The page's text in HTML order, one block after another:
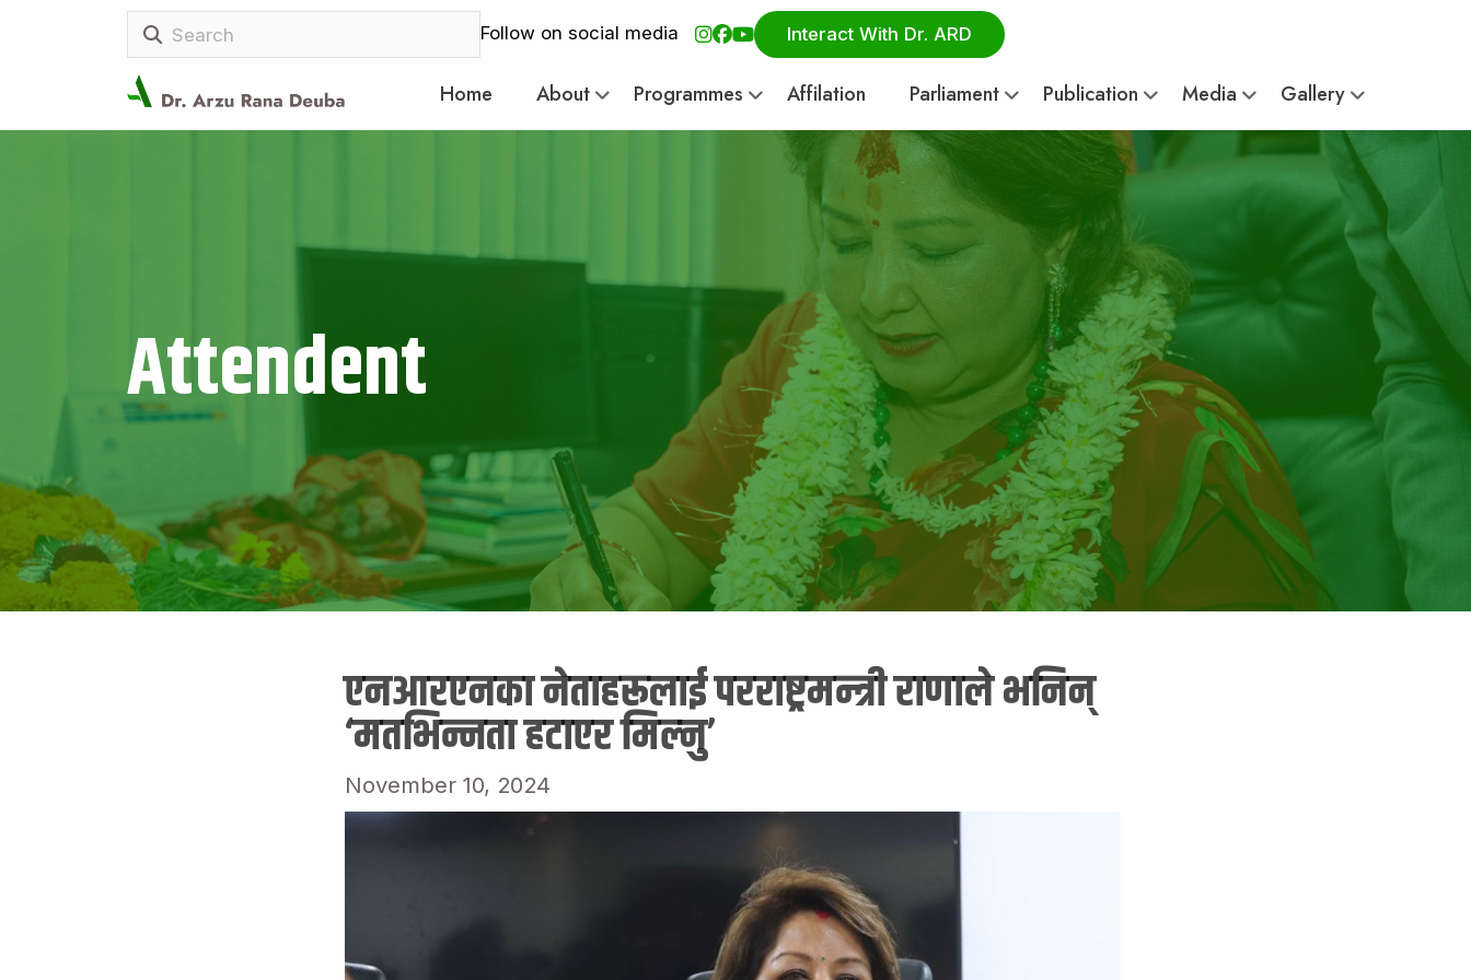
Follow on social media Interact With Dr. ARD
Home About Programmes Affilation Parliament Publication Media Gallery
Attendent
एनआरएनका नेताहरूलाई परराष्ट्रमन्त्री राणाले भनिन्
‘मतभिन्नता हटाएर मिल्नु’
November 10, 2024